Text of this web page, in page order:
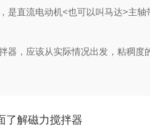
直流电动机<也可以叫马达>主轴
，应该从实际情况出发，粘稠度
了解磁力搅拌器